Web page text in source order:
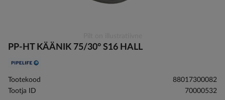
to
beginning
of
images
PP-HT KÄÄNIK 75/30° S16 HALL
Tootekood
88017300082
Tootja ID
70000532